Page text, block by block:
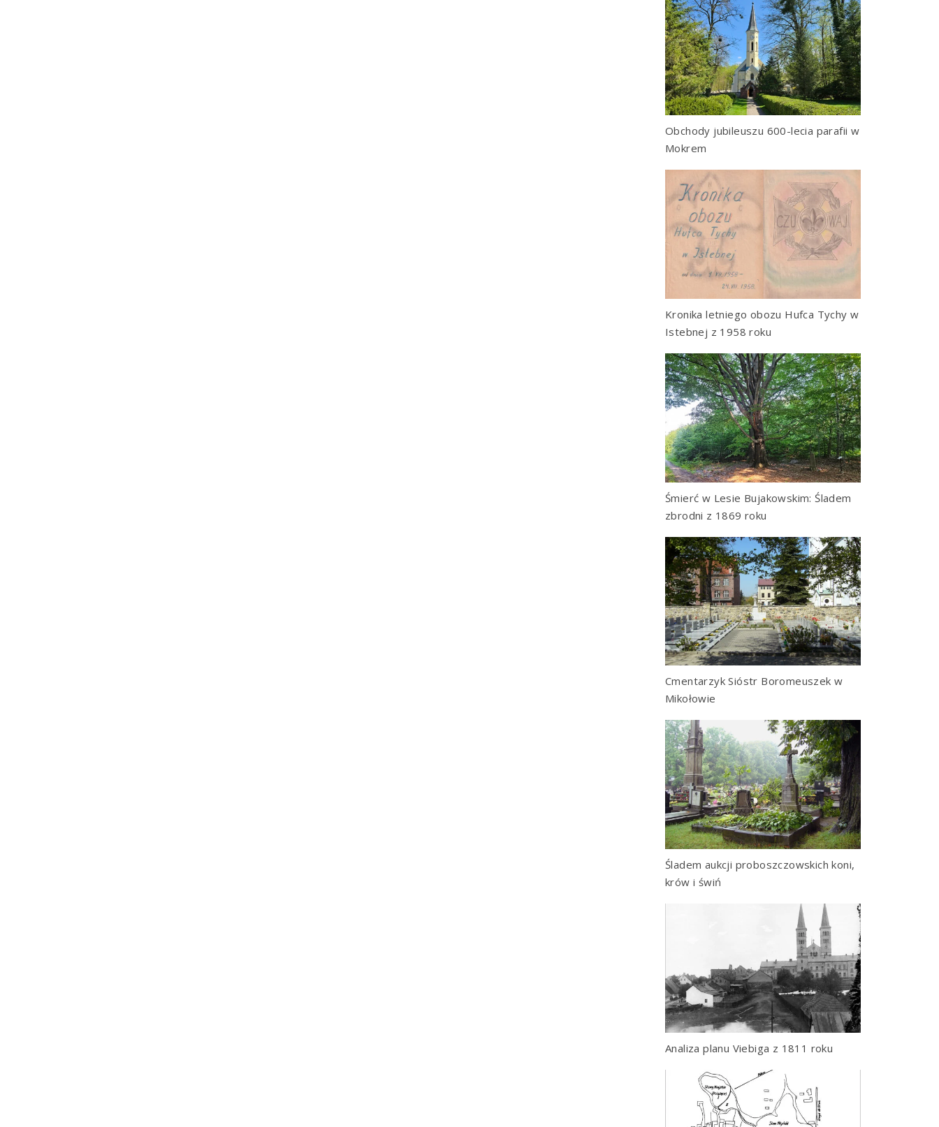
Obchody jubileuszu 600-lecia parafii w
Mokrem
Kronika letniego obozu Hufca Tychy w
Istebnej z 1958 roku
Śmierć w Lesie Bujakowskim: Śladem
zbrodni z 1869 roku
Cmentarzyk Sióstr Boromeuszek w
Mikołowie
Śladem aukcji proboszczowskich koni,
krów i świń
Analiza planu Viebiga z 1811 roku